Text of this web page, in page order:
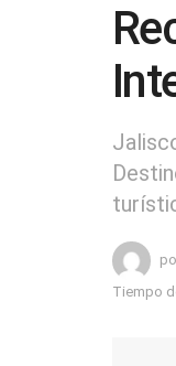
Tiempo